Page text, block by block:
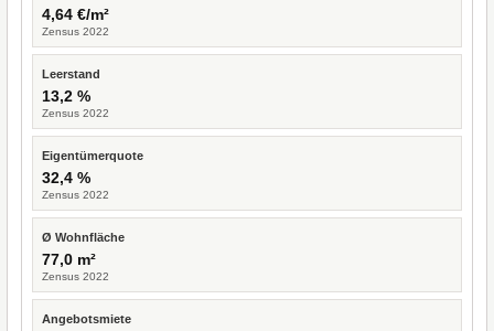
4,64 €/m²
Zensus 2022
Leerstand
13,2 %
Zensus 2022
Eigentümerquote
32,4 %
Zensus 2022
Ø Wohnfläche
77,0 m²
Zensus 2022
Angebotsmiete